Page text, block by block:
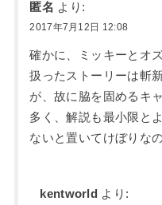
匿名 より:
2017年7月12日 12:08
確かに、ミッキーとオ
扱ったストーリーは斬
が、故に脇を固めるキ
多く、解説も最小限と
ないと置いてけぼりな
kentworld より: